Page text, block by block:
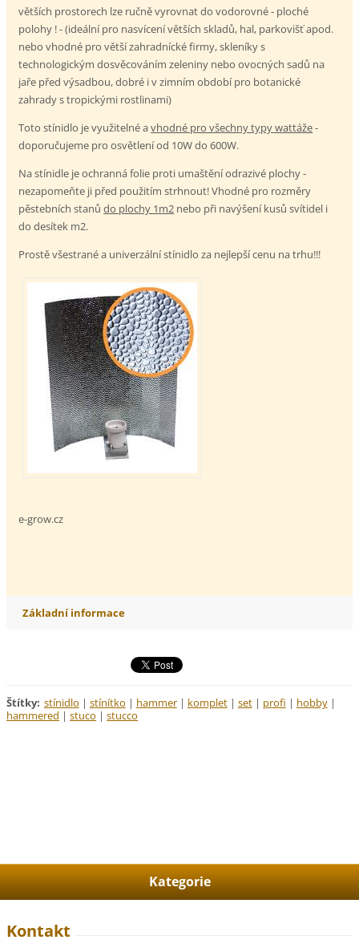
větších prostorech lze ručně vyrovnat do vodorovné - ploché
polohy ! - (ideální pro nasvícení větších skladů, hal, parkovišť apod.
nebo vhodné pro větší zahradnícké firmy, skleníky s
technologickým dosvěcováním zeleniny nebo ovocných sadů na
jaře před výsadbou, dobré i v zimním období pro botanické
zahrady s tropickými rostlinami)
Toto stínidlo je využitelné avhodné pro všechny typy wattáže-
doporučujeme pro osvětlení od 10W do 600W.
Na stínidle je ochranná folie proti umaštění odrazivé plochy -
nezapomeňte ji před použitím strhnout! Vhodné pro rozměry
pěstebních stanůdo plochy 1m2 nebo při navýšení kusů svítidel i
do desítek m2.
Prostě všestrané a univerzální stínidlo za nejlepší cenu na trhu!!!
e-grow.cz
Základní informace
Štítky: stínidlo | stínítko | hammer | komplet | set | profi | hobby |
hammered | stuco | stucco
Kategorie
Kontakt